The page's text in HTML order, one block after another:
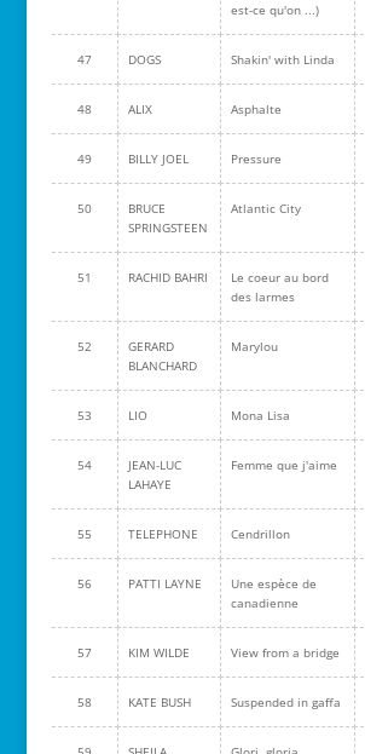
est-ce qu'on ...)
47 DOGS Shakin' with Linda
48 ALIX Asphalte
49 BILLY JOEL Pressure
50
BRUCE
SPRINGSTEEN
Atlantic City
51 RACHID BAHRI
Le coeur au bord
des larmes
52
GERARD
BLANCHARD
Marylou
53 LIO Mona Lisa
54
JEAN-LUC
LAHAYE
Femme que j'aime
55 TELEPHONE Cendrillon
56 PATTI LAYNE
Une espèce de
canadienne
57 KIM WILDE View from a bridge
58 KATE BUSH Suspended in gaffa